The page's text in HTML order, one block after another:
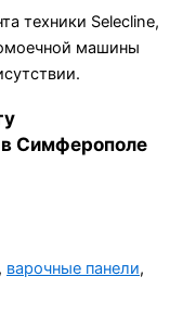
техники Selecline,
машины
Симферополе
, варочные панели,